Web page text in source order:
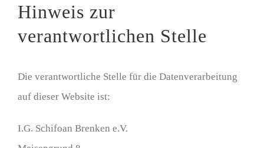
Hinweis zur
verantwortlichen Stelle
Die verantwortliche Stelle für die Datenverarbeitung
auf dieser Website ist:
I.G. Schifoan Brenken e.V.